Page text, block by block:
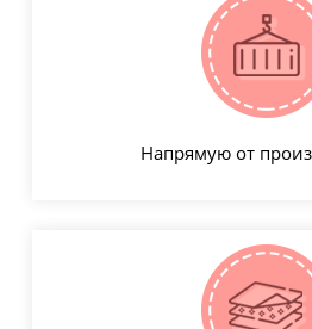
Напрямую от